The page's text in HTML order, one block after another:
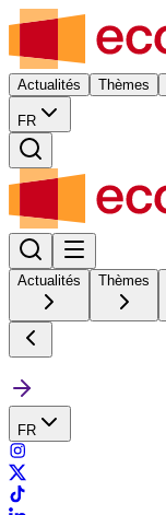
Actualités Thèmes
FR
Actualités Thèmes
FR